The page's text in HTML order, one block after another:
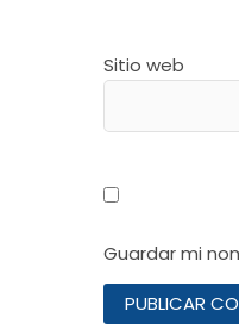
Sitio web
Guardar mi